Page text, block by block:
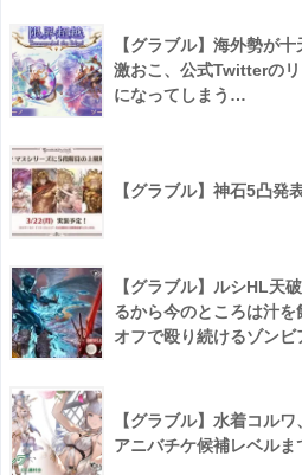
【グラブル】海外勢が
激おこ、公式Twitterの
になってしまう…
【グラブル】神石5凸発
【グラブル】ルシHL天
るから今のところは汁
オフで殴り続けるゾンビ
【グラブル】水着コル
アニバチケ候補レベルま